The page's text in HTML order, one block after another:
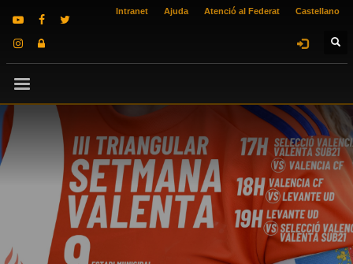
Intranet Ajuda Atenció al Federat Castellano